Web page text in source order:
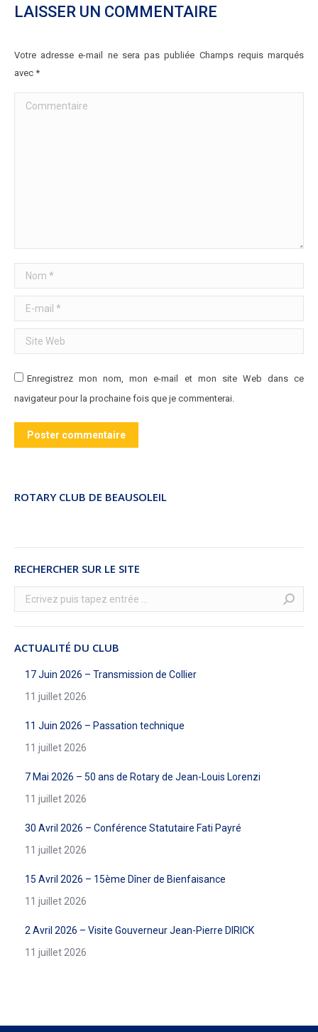
LAISSER UN COMMENTAIRE
Votre adresse e-mail ne sera pas publiée Champs requis marqués
avec *
Commentaire
Nom *
E-mail *
Site Web
Enregistrez mon nom, mon e-mail et mon site Web dans ce
navigateur pour la prochaine fois que je commenterai.
Poster commentaire
ROTARY CLUB DE BEAUSOLEIL
RECHERCHER SUR LE SITE
Recherche
:
ACTUALITÉ DU CLUB
17 Juin 2026 – Transmission de Collier
11 juillet 2026
11 Juin 2026 – Passation technique
11 juillet 2026
7 Mai 2026 – 50 ans de Rotary de Jean-Louis Lorenzi
11 juillet 2026
30 Avril 2026 – Conférence Statutaire Fati Payré
11 juillet 2026
15 Avril 2026 – 15ème Dîner de Bienfaisance
11 juillet 2026
2 Avril 2026 – Visite Gouverneur Jean-Pierre DIRICK
11 juillet 2026